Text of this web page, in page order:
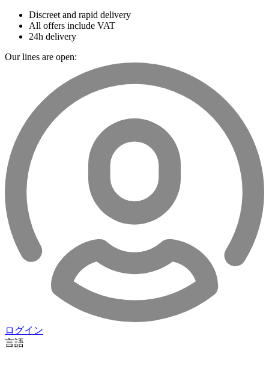
Discreet and rapid delivery
All offers include VAT
24h delivery
Our lines are open:
ログイン
言語